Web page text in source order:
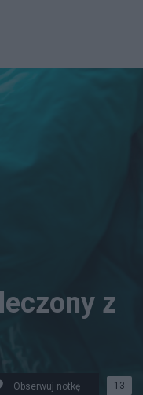
z
Obserwuj notkę 13